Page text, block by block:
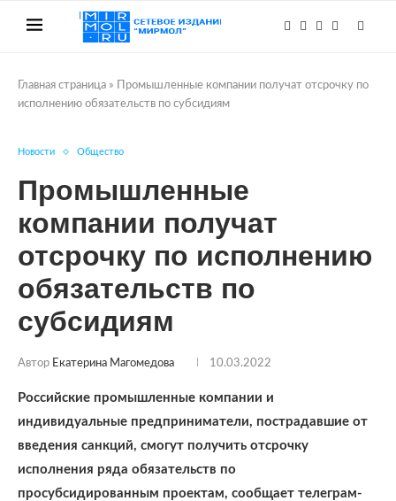
Главная страница »
Промышленные компании получат отсрочку по
исполнению обязательств по субсидиям
Новости Общество
Промышленные
компании получат
отсрочку по исполнению
обязательств по
субсидиям
Автор Екатерина Магомедова 10.03.2022
Российские промышленные компании и
индивидуальные предприниматели, пострадавшие от
введения санкций, смогут получить отсрочку
исполнения ряда обязательств по
просубсидированным проектам, сообщает телеграм-